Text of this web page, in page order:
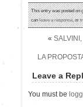
This entry was posted on
canleave a response, or
«
LA
Leave a
You must be